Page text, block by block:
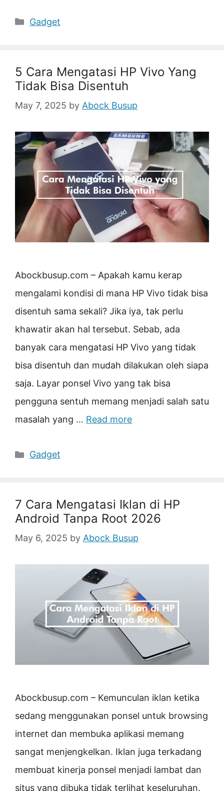
Categories
Gadget
5 Cara Mengatasi HP Vivo Yang
Tidak Bisa Disentuh
May 7, 2025 by Abock Busup
Abockbusup.com – Apakah kamu kerap
mengalami kondisi di mana HP Vivo tidak bisa
disentuh sama sekali? Jika iya, tak perlu
khawatir akan hal tersebut. Sebab, ada
banyak cara mengatasi HP Vivo yang tidak
bisa disentuh dan mudah dilakukan oleh siapa
saja. Layar ponsel Vivo yang tak bisa
pengguna sentuh memang menjadi salah satu
masalah yang … Read more
Categories
Gadget
7 Cara Mengatasi Iklan di HP
Android Tanpa Root 2026
May 6, 2025 by Abock Busup
Abockbusup.com – Kemunculan iklan ketika
sedang menggunakan ponsel untuk browsing
internet dan membuka aplikasi memang
sangat menjengkelkan. Iklan juga terkadang
membuat kinerja ponsel menjadi lambat dan
situs yang dibuka tidak terlihat keseluruhan.